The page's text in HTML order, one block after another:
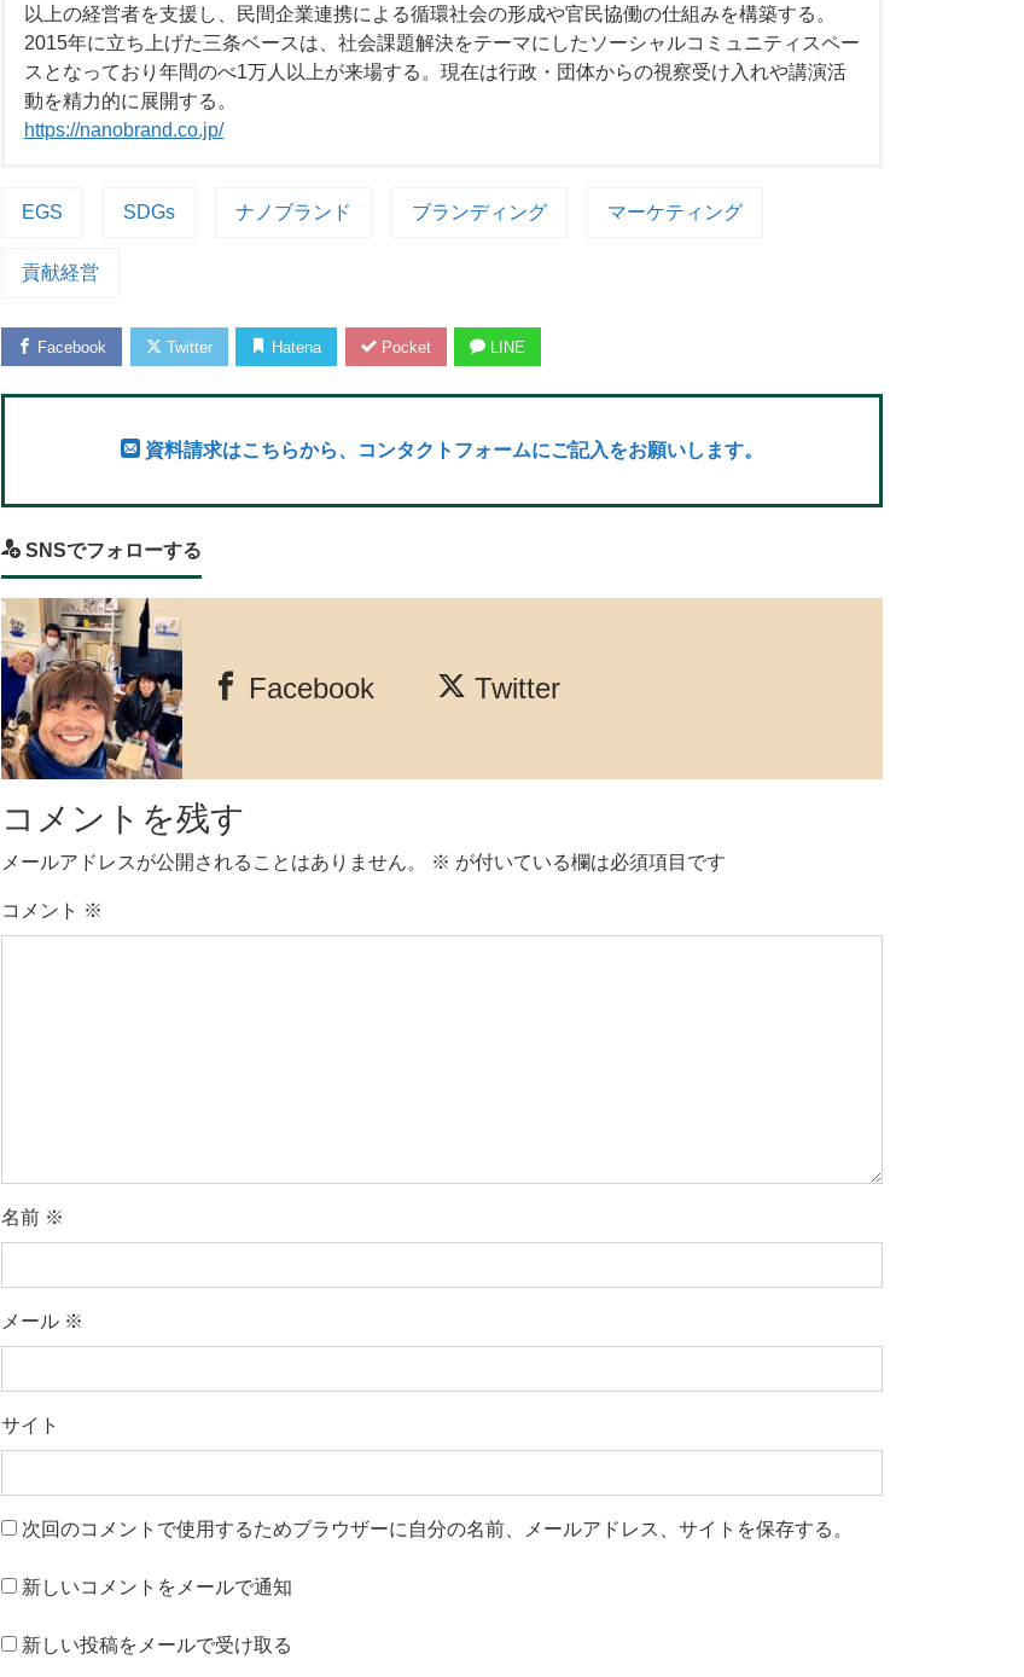
以上の経営者を支援し、民間企業連携による循環社会の形成や官民協働の仕組みを構築する。
2015年に立ち上げた三条ベースは、社会課題解決をテーマにしたソーシャルコミュニティスペー
スとなっており年間のべ1万人以上が来場する。現在は行政・団体からの視察受け入れや講演活
動を精力的に展開する。
https://nanobrand.co.jp/
EGS SDGs ナノブランド ブランディング マーケティング
貢献経営
Facebook Twitter Hatena Pocket LINE
資料請求はこちらから、コンタクトフォームにご記入をお願いします。
SNSでフォローする
Facebook Twitter
コメントを残す
メールアドレスが公開されることはありません。 ※ が付いている欄は必須項目です
コメント ※
名前 ※
メール ※
サイト
次回のコメントで使用するためブラウザーに自分の名前、メールアドレス、サイトを保存する。
新しいコメントをメールで通知
新しい投稿をメールで受け取る